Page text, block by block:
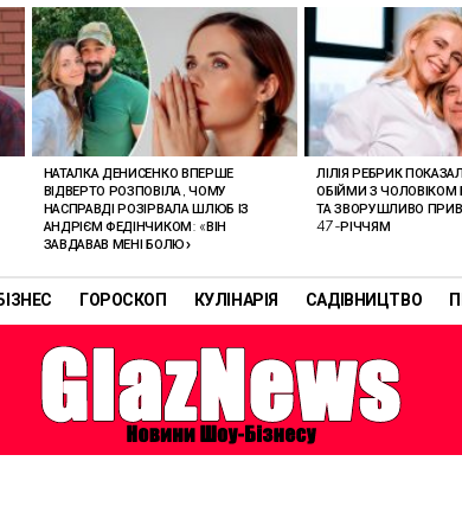
ГОРОСКОП КУЛІНАРІЯ САДІВНИЦТВО
НАТАЛКА ДЕНИСЕНКО ВПЕРШЕ
ВІДВЕРТО РОЗПОВІЛА, ЧОМУ
НАСПРАВДІ РОЗІРВАЛА ШЛЮБ ІЗ
АНДРІЄМ ФЕДІНЧИКОМ: «ВІН
ЗАВДАВАВ МЕНІ БОЛЮ»
ЛІЛІЯ РЕБРИК
ОБІЙМИ З ЧОЛОВІКОМ
ТА ЗВОРУШЛИВО
47-РІЧЧЯМ